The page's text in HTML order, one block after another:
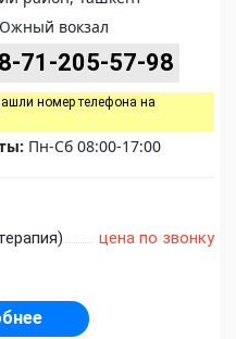
вокзал
71-205-57-98
номер телефона на
Пн-Сб 08:00-17:00
цена по звонку